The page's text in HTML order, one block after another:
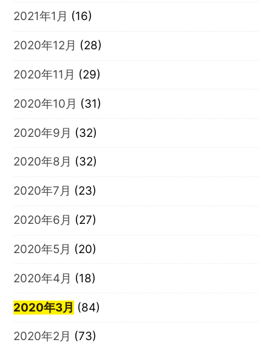
2021年1月 (16)
2020年12月 (28)
2020年11月 (29)
2020年10月 (31)
2020年9月 (32)
2020年8月 (32)
2020年7月 (23)
2020年6月 (27)
2020年5月 (20)
2020年4月 (18)
2020年3月 (84)
2020年2月 (73)